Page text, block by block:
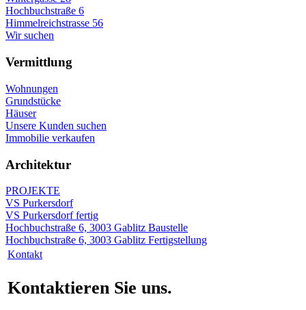
Hochbuchstraße 6
Himmelreichstrasse 56
Wir suchen
Vermittlung
Wohnungen
Grundstücke
Häuser
Unsere Kunden suchen
Immobilie verkaufen
Architektur
PROJEKTE
VS Purkersdorf
VS Purkersdorf fertig
Hochbuchstraße 6, 3003 Gablitz Baustelle
Hochbuchstraße 6, 3003 Gablitz Fertigstellung
Kontakt
Kontaktieren Sie uns.